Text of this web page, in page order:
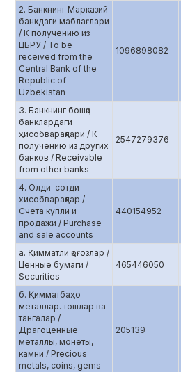
2. Банкнинг Марказий
банкдаги маблағлари
/ К получению из
ЦБРУ / To be
received from the
Central Bank of the
Republic of
Uzbekistan
1096898082
3. Банкнинг бошқа
банклардаги
ҳисобварақлари / К
получению из других
банков / Receivable
from other banks
2547279376
4. Олди-сотди
хисобварақлар /
Счета купли и
продажи / Purchase
and sale accounts
440154952
а. Қимматли қоғозлар /
Ценные бумаги /
Securities
465446050
б. Қимматбаҳо
металлар. тошлар ва
тангалар /
Драгоценные
металлы, монеты,
камни / Precious
metals, coins, gems
205139